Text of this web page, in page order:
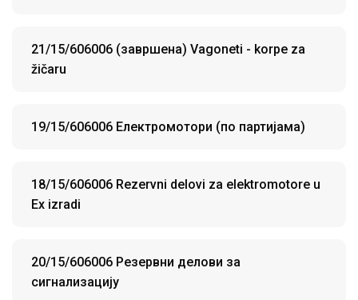
21/15/606006 (завршена) Vagoneti - korpe za
žičaru
19/15/606006 Електромотори (по партијама)
18/15/606006 Rezervni delovi za elektromotore u
Ex izradi
20/15/606006 Резервни делови за
сигнализацију